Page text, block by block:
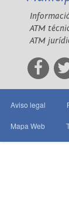
ATM
ATM
Aviso legal
Mapa Web